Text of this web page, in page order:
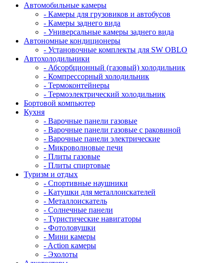
Автомобильные камеры
- Камеры для грузовиков и автобусов
- Камеры заднего вида
- Универсальные камеры заднего вида
Автономные кондиционеры
- Установочные комплекты для SW OBLO
Автохолодильники
- Абсорбционный (газовый) холодильник
- Компрессорный холодильник
- Термоконтейнеры
- Термоэлектрический холодильник
Бортовой компьютер
Кухня
- Варочные панели газовые
- Варочные панели газовые с раковиной
- Варочные панели электрические
- Микроволновые печи
- Плиты газовые
- Плиты спиртовые
Туризм и отдых
- Cпортивные наушники
- Катушки для металлоискателей
- Металлоискатель
- Солнечные панели
- Туристические навигаторы
- Фотоловушки
- Мини камеры
- Action камеры
- Эхолоты